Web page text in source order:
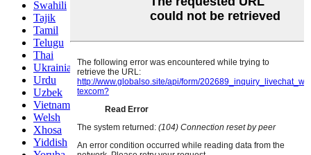
Swahili
Tajik
Tamil
Telugu
Thai
Ukrainian
Urdu
Uzbek
Vietnamese
Welsh
Xhosa
Yiddish